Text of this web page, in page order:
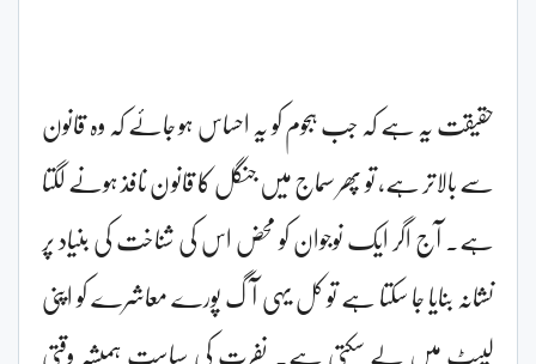
حقیقت یہ ہے کہ جب ہجوم کو یہ احساس ہو جائے کہ وہ قانون
سے بالاتر ہے، تو پھر سماج میں جنگل کا قانون نافذ ہونے لگتا
ہے۔ آج اگر ایک نوجوان کو محض اس کی شناخت کی بنیاد پر
نشانہ بنایا جا سکتا ہے تو کل یہی آگ پورے معاشرے کو اپنی